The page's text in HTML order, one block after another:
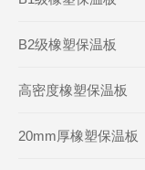
B2级橡塑保温板
高密度橡塑保温板
20mm厚橡塑保温板